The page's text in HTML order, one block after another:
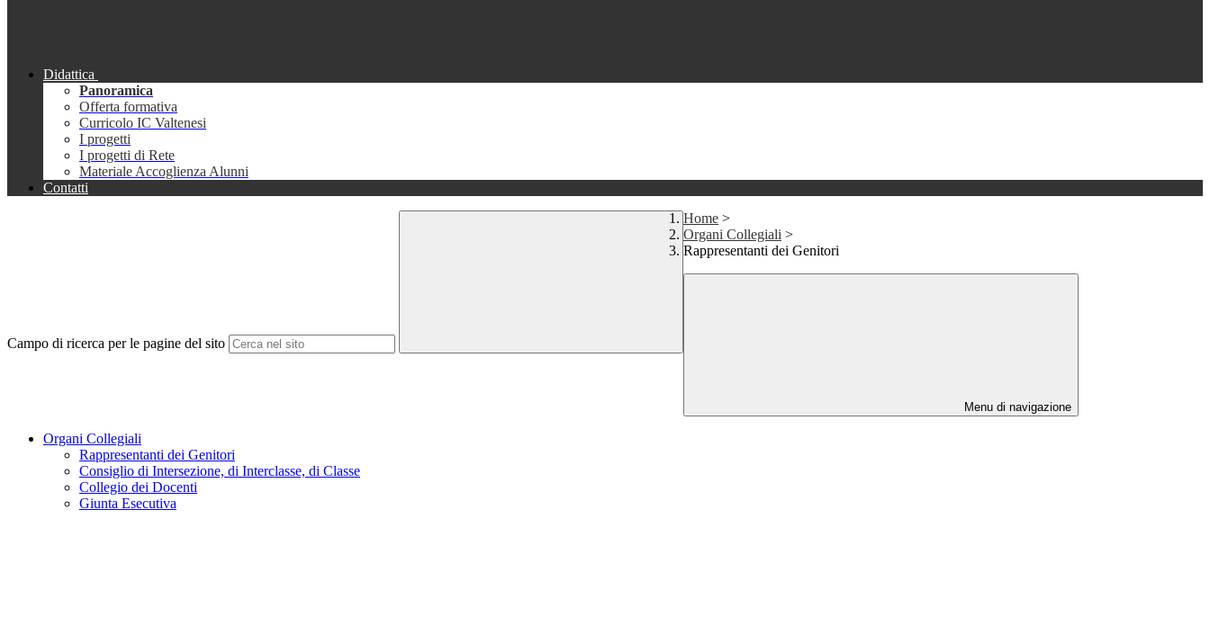
Didattica
Panoramica
Offerta formativa
Curricolo IC Valtenesi
I progetti
I progetti di Rete
Materiale Accoglienza Alunni
Contatti
Campo di ricerca per le pagine del sito
Home >
Organi Collegiali >
Rappresentanti dei Genitori
Menu di navigazione
Organi Collegiali
Rappresentanti dei Genitori
Consiglio di Intersezione, di Interclasse, di Classe
Collegio dei Docenti
Giunta Esecutiva